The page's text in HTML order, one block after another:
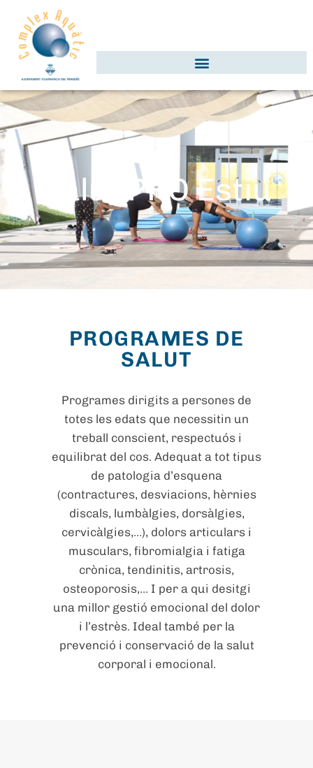
Salut PRO Estiu
PROGRAMES DE
SALUT
Programes dirigits a persones de
totes les edats que necessitin un
treball conscient, respectuós i
equilibrat del cos. Adequat a tot tipus
de patologia d’esquena
(contractures, desviacions, hèrnies
discals, lumbàlgies, dorsàlgies,
cervicàlgies,…), dolors articulars i
musculars, fibromialgia i fatiga
crònica, tendinitis, artrosis,
osteoporosis,… I per a qui desitgi
una millor gestió emocional del dolor
i l’estrès. Ideal també per la
prevenció i conservació de la salut
corporal i emocional.